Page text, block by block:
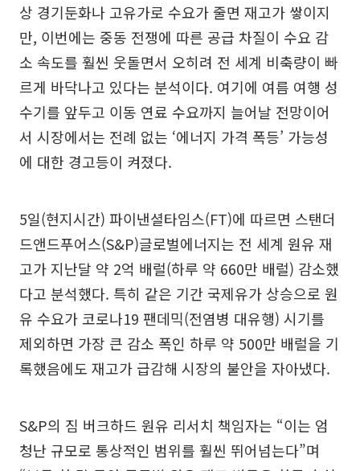
상 경기둔화나 고유가로 수요가 줄면 재고가 쌓이지
만, 이번에는 중동 전쟁에 따른 공급 차질이 수요 감
소 속도를 훨씬 웃돌면서 오히려 전 세계 비축량이 빠
르게 바닥나고 있다는 분석이다. 여기에 여름 여행 성
수기를 앞두고 이동 연료 수요까지 늘어날 전망이어
서 시장에서는 전례 없는 ‘에너지 가격 폭등’ 가능성
에 대한 경고등이 켜졌다.
5일(현지시간) 파이낸셜타임스(FT)에 따르면 스탠더
드앤드푸어스(S&P)글로벌에너지는 전 세계 원유 재
고가 지난달 약 2억 배럴(하루 약 660만 배럴) 감소했
다고 분석했다. 특히 같은 기간 국제유가 상승으로 원
유 수요가 코로나19 팬데믹(전염병 대유행) 시기를
제외하면 가장 큰 감소 폭인 하루 약 500만 배럴을 기
록했음에도 재고가 급감해 시장의 불안을 자아냈다.
S&P의 짐 버크하드 원유 리서치 책임자는 “이는 엄
청난 규모로 통상적인 범위를 훨씬 뛰어넘는다”며